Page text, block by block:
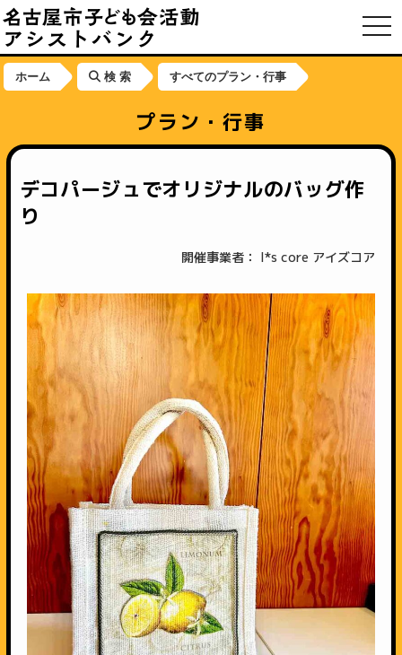
ホーム 検 索 すべてのプラン・行事
プラン・行事
デコパージュでオリジナルのバッグ作
り
開催事業者： I*s core アイズコア